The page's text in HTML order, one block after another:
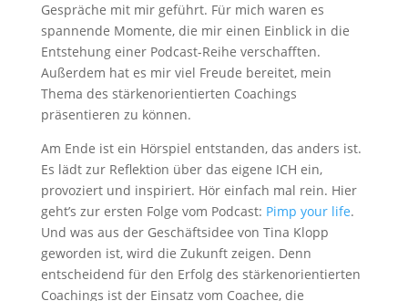
Gespräche mit mir geführt. Für mich waren es
spannende Momente, die mir einen Einblick in die
Entstehung einer Podcast-Reihe verschafften.
Außerdem hat es mir viel Freude bereitet, mein
Thema des stärkenorientierten Coachings
präsentieren zu können.
Am Ende ist ein Hörspiel entstanden, das anders ist.
Es lädt zur Reflektion über das eigene ICH ein,
provoziert und inspiriert. Hör einfach mal rein. Hier
geht’s zur ersten Folge vom Podcast: Pimp your life.
Und was aus der Geschäftsidee von Tina Klopp
geworden ist, wird die Zukunft zeigen. Denn
entscheidend für den Erfolg des stärkenorientierten
Coachings ist der Einsatz vom Coachee, die